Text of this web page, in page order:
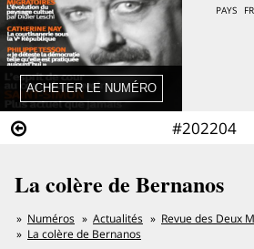
#202204
PAYS
La colère de Bernanos
Numéros Actualités
Revue des Deux
La colère de Bernanos